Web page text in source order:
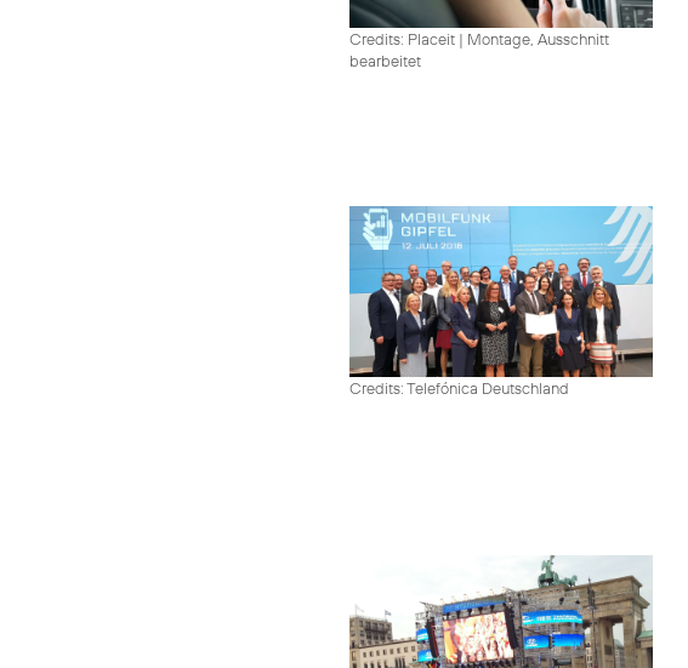
Credits: Placeit | Montage, Ausschnitt
bearbeitet
Credits: Telefónica Deutschland